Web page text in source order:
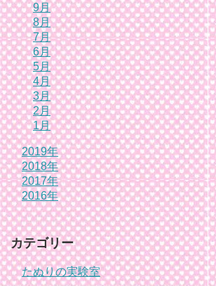
9月
8月
7月
6月
5月
4月
3月
2月
1月
2019年
2018年
2017年
2016年
カテゴリー
たぬりの実験室